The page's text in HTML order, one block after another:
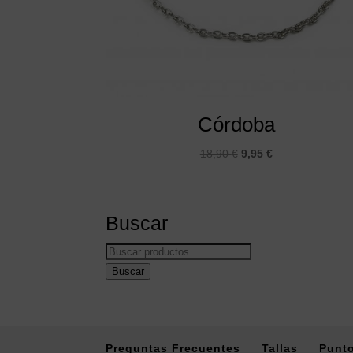
Córdoba
18,90€ El
9,95 €El
Buscar
Buscar
por:
Buscar
Preguntas Frecuentes Tallas